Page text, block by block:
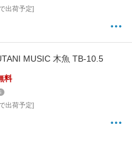
出荷予定]
MUSIC 木魚 TB-10.5
料
出荷予定]